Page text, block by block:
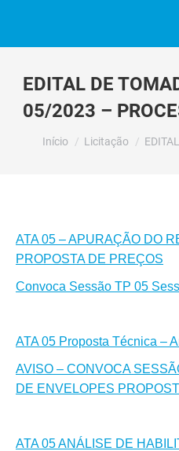
EDITAL DE
05/2023 –
Você está aqui:
Início Licitação
ATA 05 – APURAÇÃO DO
PROPOSTA DE PREÇOS
Convoca Sessão TP 05
ATA 05 Proposta Técnica –
AVISO – CONVOCA
DE ENVELOPES
ATA 05 ANÁLISE DE